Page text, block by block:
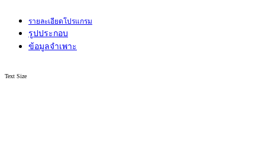
รายละเอียดโปรแกรม
รูปประกอบ
ข้อมูลจำเพาะ
Text Size